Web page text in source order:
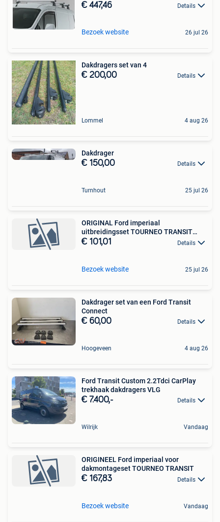
€ 447,46 Details
Bezoek website 26 jul 26
Dakdragers set van 4
€ 200,00 Details
Lommel 4 aug 26
Dakdrager
€ 150,00 Details
Turnhout 25 jul 26
ORIGINAL Ford imperiaal
uitbreidingsset TOURNEO TRANSIT
CUST
€ 101,01 Details
Bezoek website 25 jul 26
Dakdrager set van een Ford Transit
Connect
€ 60,00 Details
Hoogeveen 4 aug 26
Ford Transit Custom 2.2Tdci CarPlay
trekhaak dakdragers VLG
€ 7.400,- Details
Wilrijk Vandaag
ORIGINEEL Ford imperiaal voor
dakmontageset TOURNEO TRANSIT
€ 167,83 Details
Bezoek website Vandaag